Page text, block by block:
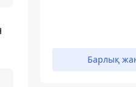
Барлық